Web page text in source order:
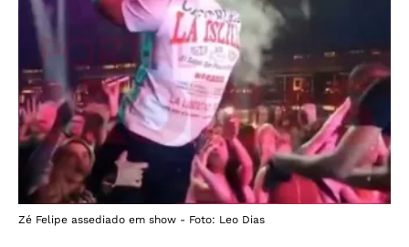
Zé Felipe assediado em show - Foto: Leo Dias